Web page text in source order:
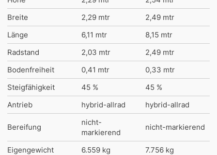
Breite
2,29 mtr
2,49 mtr
Länge
6,11 mtr
8,15 mtr
Radstand
2,03 mtr
2,49 mtr
Bodenfreiheit
0,41 mtr
0,33 mtr
Steigfähigkeit
45 %
45 %
Antrieb
hybrid-allrad hybrid-allrad
Bereifung
nicht-
markierend
nicht-markierend
Eigengewicht 6.559 kg
7.756 kg